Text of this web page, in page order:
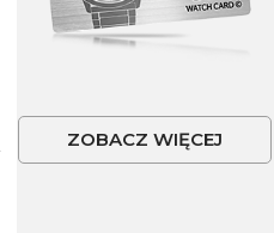
ZOBACZ WIĘCEJ